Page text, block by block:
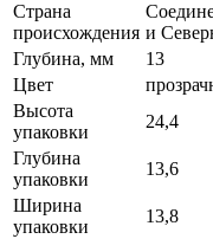
Страна
происхождения и
Глубина, мм
13
Цвет
Высота
упаковки
24,4
Глубина
упаковки
13,6
Ширина
упаковки
13,8